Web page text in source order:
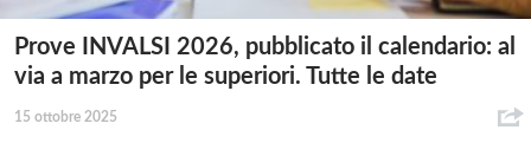
Prove INVALSI 2026, pubblicato il calendario: al
via a marzo per le superiori. Tutte le date
15 ottobre 2025